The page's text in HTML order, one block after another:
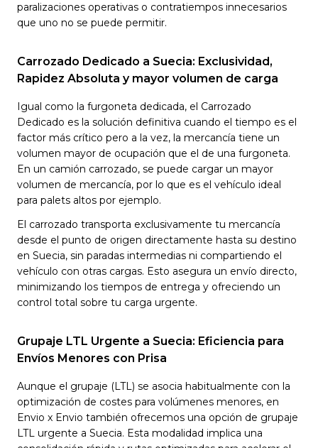
paralizaciones operativas o contratiempos innecesarios
que uno no se puede permitir.
Carrozado Dedicado a Suecia: Exclusividad,
Rapidez Absoluta y mayor volumen de carga
Igual como la furgoneta dedicada, el Carrozado
Dedicado es la solución definitiva cuando el tiempo es el
factor más crítico pero a la vez, la mercancía tiene un
volumen mayor de ocupación que el de una furgoneta.
En un camión carrozado, se puede cargar un mayor
volumen de mercancía, por lo que es el vehículo ideal
para palets altos por ejemplo.
El carrozado transporta exclusivamente tu mercancía
desde el punto de origen directamente hasta su destino
en Suecia, sin paradas intermedias ni compartiendo el
vehículo con otras cargas. Esto asegura un envío directo,
minimizando los tiempos de entrega y ofreciendo un
control total sobre tu carga urgente.
Grupaje LTL Urgente a Suecia: Eficiencia para
Envíos Menores con Prisa
Aunque el grupaje (LTL) se asocia habitualmente con la
optimización de costes para volúmenes menores, en
Envio x Envio también ofrecemos una opción de grupaje
LTL urgente a Suecia. Esta modalidad implica una